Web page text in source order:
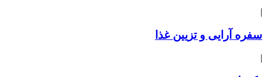
|
سفره آرایی و تزیین غذا
|